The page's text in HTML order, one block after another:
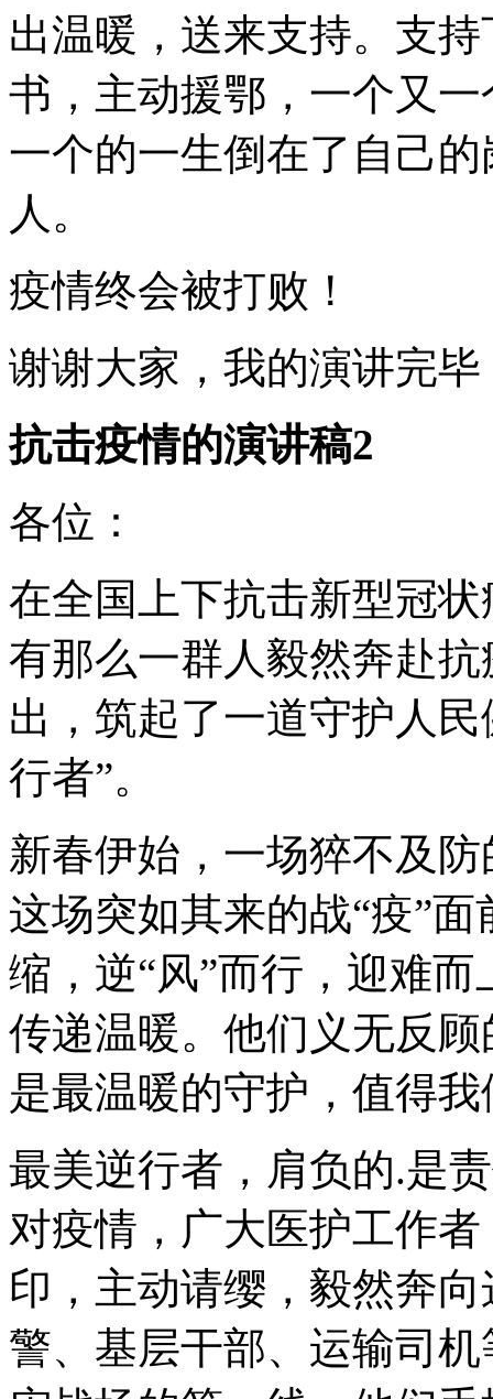
出温暖，送来支持。支
书，主动援鄂，一个又
一个的一生倒在了自己
人。
疫情终会被打败！
谢谢大家，我的演讲完毕
抗击疫情的演讲稿2
各位：
在全国上下抗击新型冠
有那么一群人毅然奔赴
出，筑起了一道守护人
行者”。
新春伊始，一场猝不及
这场突如其来的战“疫”
缩，逆“风”而行，迎难
传递温暖。他们义无反
是最温暖的守护，值得
最美逆行者，肩负的.是
对疫情，广大医护工作
印，主动请缨，毅然奔
警、基层干部、运输司